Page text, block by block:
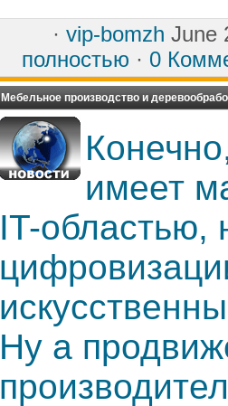
· vip-bomzh June
полностью · 0
Мебельное производство и
имеет
IT-областью,
Ну а